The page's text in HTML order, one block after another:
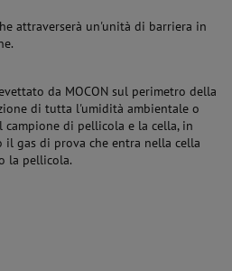
attraverserà un'unità di barriera in
da MOCON sul perimetro della
di tutta l'umidità ambientale o
di pellicola e la cella, in
il gas di prova che entra nella cella
la pellicola.